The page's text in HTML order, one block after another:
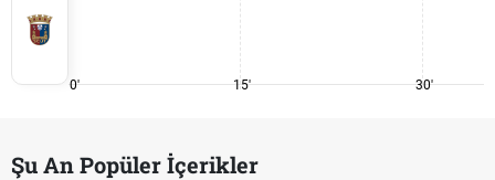
0' 15' 30'
Şu An Popüler İçerikler